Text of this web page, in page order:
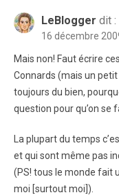
LeBlogger dit :
16 décembre
Mais non! Faut écrire
Connards (mais un
toujours du bien,
question pour qu’on se
La plupart du temps
et qui sont même pas
(PS! tous le monde fait
moi [surtout moi]).